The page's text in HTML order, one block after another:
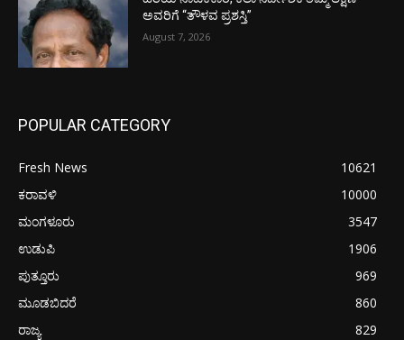
ಅವರಿಗೆ “ತೌಳವ ಪ್ರಶಸ್ತಿ”
August 7, 2026
POPULAR CATEGORY
Fresh News
10621
ಕರಾವಳಿ
10000
ಮಂಗಳೂರು
3547
ಉಡುಪಿ
1906
ಪುತ್ತೂರು
969
ಮೂಡಬಿದರೆ
860
ರಾಜ್ಯ
829